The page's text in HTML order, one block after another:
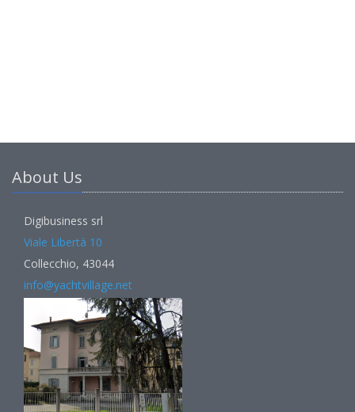
About Us
Digibusiness srl
Viale Libertà 10
Collecchio, 43044
info@yachtvillage.net